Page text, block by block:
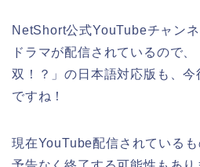
NetShort公式YouTubeチャン
ドラマが配信されているので
双！？」の日本語対応版も、
ですね！
現在YouTube配信されているも